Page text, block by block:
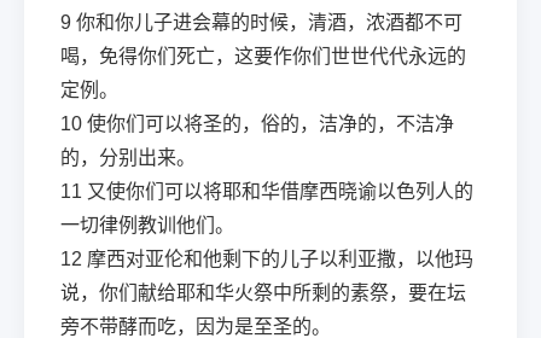
9 你和你儿子进会幕的时候，清酒，浓酒都不可
喝，免得你们死亡，这要作你们世世代代永远的
定例。
10 使你们可以将圣的，俗的，洁净的，不洁净
的，分别出来。
11 又使你们可以将耶和华借摩西晓谕以色列人的
一切律例教训他们。
12 摩西对亚伦和他剩下的儿子以利亚撒，以他玛
说，你们献给耶和华火祭中所剩的素祭，要在坛
旁不带酵而吃，因为是至圣的。